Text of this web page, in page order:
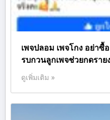
เพจปลอม เพจโกง อย่าซื้
รบกวนลูกเพจช่วยกดรา
ดูเพิ่มเติม »